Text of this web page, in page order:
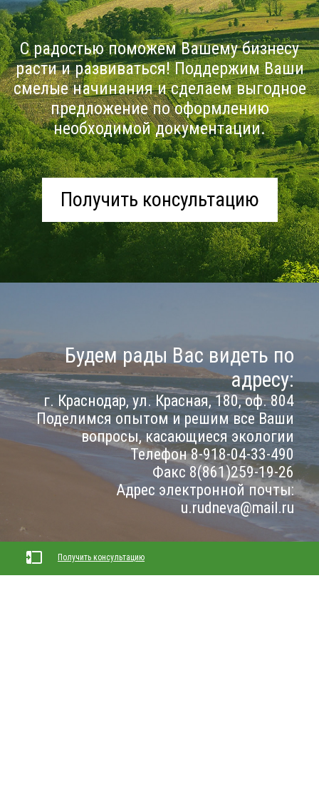
С радостью поможем Вашему бизнесу
расти и развиваться! Поддержим Ваши
смелые начинания и сделаем выгодное
предложение по оформлению
необходимой документации.
Получить консультацию
Будем рады Вас видеть по
адресу:
г. Краснодар, ул. Красная, 180, оф. 804
Поделимся опытом и решим все Ваши
вопросы, касающиеся экологии
Телефон 8-918-04-33-490
Факс 8(861)259-19-26
Адрес электронной почты:
u.rudneva@mail.ru
Получить консультацию